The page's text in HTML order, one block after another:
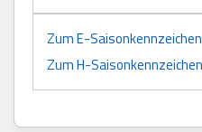
Zum E-Saisonkennzeichen
Zum H-Saisonkennzeichen